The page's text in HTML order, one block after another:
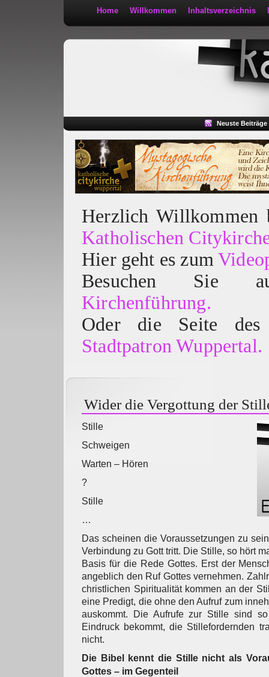
Home Willkommen Inhaltsverzeichnis
Neuste Beiträge
Herzlich
Katholischen
Hier geht es zum
Besuchen
Kirchenführung.
Oder die Seite des
Stadtpatron Wuppertal.
Wider die Vergottung der
Stille
Schweigen
Warten – Hören
?
Stille
…
Das scheinen die Voraussetzungen zu
Verbindung zu Gott tritt. Die Stille, so hört
Basis für die Rede Gottes. Erst der
angeblich den Ruf Gottes vernehmen.
christlichen Spiritualität kommen an der
eine Predigt, die ohne den Aufruf zum
auskommt. Die Aufrufe zur Stille sind
Eindruck bekommt, die Stillefordernden
nicht.
Die Bibel kennt die Stille nicht als
Gottes – im Gegenteil